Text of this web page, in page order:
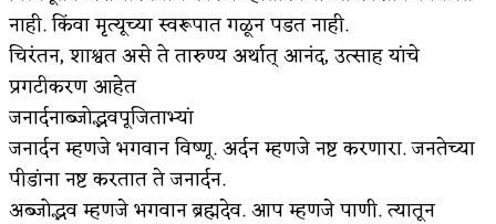
नाही. किंवा मृत्यूच्या स्वरूपात गळून पडत नाही.
चिरंतन, शाश्वत असे ते तारुण्य अर्थात् आनंद, उत्साह यांचे
प्रगटीकरण आहेत‌
जनार्दनाब्जोद्भवपूजिताभ्यां
जनार्दन म्हणजे भगवान विष्णू. अर्दन म्हणजे नष्ट करणारा. जनतेच्या
पीडांना नष्ट करतात ते जनार्दन.
अब्जोद्भव म्हणजे भगवान ब्रह्मदेव. आप म्हणजे पाणी. त्यातून